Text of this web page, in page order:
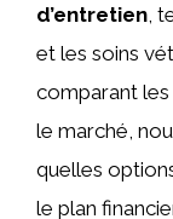
d’entretien,
et les soins
comparant
le marché,
quelles
le plan